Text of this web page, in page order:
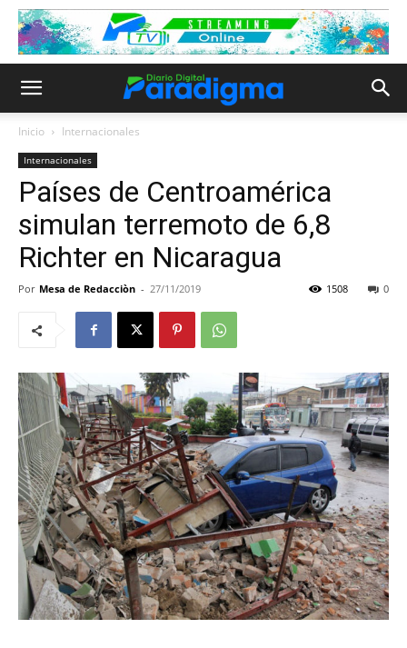
Inicio Internacionales
Internacionales
Países de Centroamérica
simulan terremoto de 6,8
Richter en Nicaragua
Por Mesa de Redacciòn - 27/11/2019 0
1508